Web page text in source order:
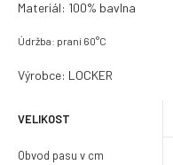
Materiál: 100% bavlna
Údržba: praní 60°C
Výrobce: LOCKER
VELIKOST
Obvod pasu v cm